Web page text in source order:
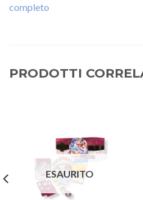
completo
PRODOTTI
ESAURITO